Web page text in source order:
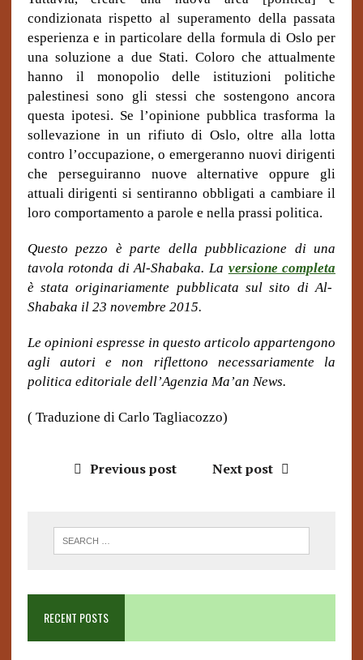
condizionata rispetto al superamento della passata
esperienza e in particolare della formula di Oslo per
una soluzione a due Stati. Coloro che attualmente
hanno il monopolio delle istituzioni politiche
palestinesi sono gli stessi che sostengono ancora
questa ipotesi. Se l’opinione pubblica trasforma la
sollevazione in un rifiuto di Oslo, oltre alla lotta
contro l’occupazione, o emergeranno nuovi dirigenti
che perseguiranno nuove alternative oppure gli
attuali dirigenti si sentiranno obbligati a cambiare il
loro comportamento a parole e nella prassi politica.
Questo pezzo è parte della pubblicazione di una
tavola rotonda di Al-Shabaka. La versione completa
è stata originariamente pubblicata sul sito di Al-
Shabaka il 23 novembre 2015.
Le opinioni espresse in questo articolo appartengono
agli autori e non riflettono necessariamente la
politica editoriale dell’Agenzia Ma’an News.
( Traduzione di Carlo Tagliacozzo)
Previous post Next post
RECENT POSTS